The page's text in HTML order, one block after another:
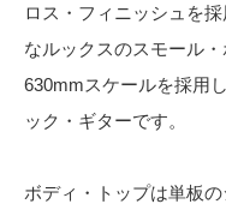
ロス・フィニッシュを
なルックスのスモール
630mmスケールを採用
ック・ギターです。
ボディ・トップは単板